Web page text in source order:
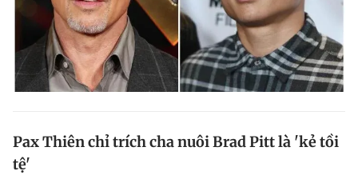
Pax Thiên chỉ trích cha nuôi Brad Pitt là 'kẻ tồi
tệ'